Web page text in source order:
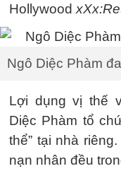
Hollywood
Ngô Diệc Phàm
Lợi dụng vị thế
Diệc Phàm tổ
thể” tại nhà
nạn nhân đều